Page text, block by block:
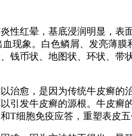
红晕，基底浸润明显，表
现象。白色鳞屑、发亮薄
钱币状、地图状、环状、
愈，是因为传统牛皮癣的治
引发牛皮癣的源根。牛皮
T细胞免疫应答，重塑表皮